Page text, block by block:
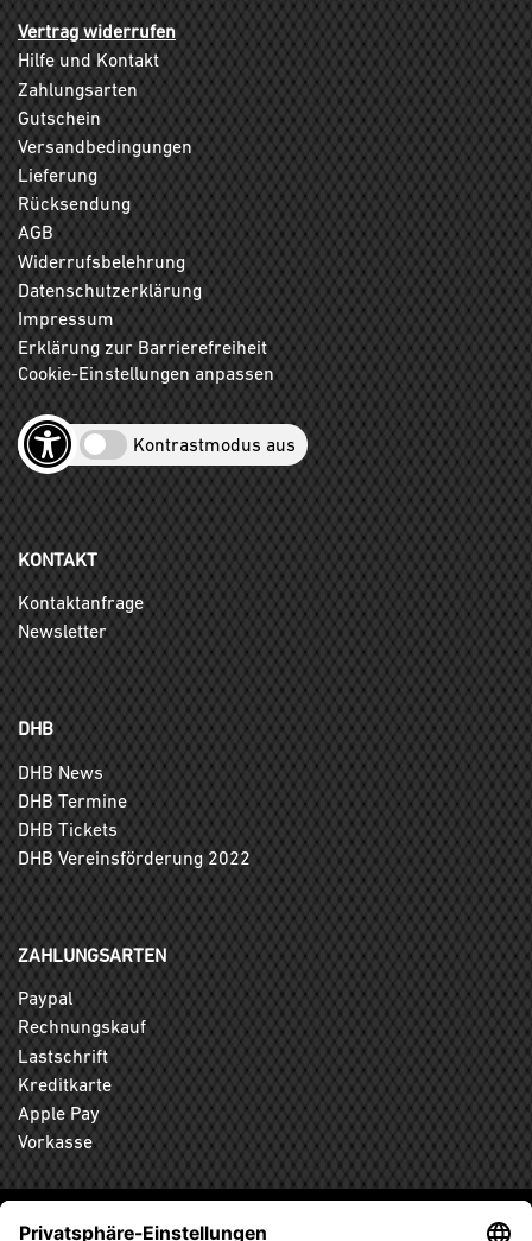
Vertrag widerrufen
Hilfe und Kontakt
Zahlungsarten
Gutschein
Versandbedingungen
Lieferung
Rücksendung
AGB
Widerrufsbelehrung
Datenschutzerklärung
Impressum
Erklärung zur Barrierefreiheit
Cookie-Einstellungen anpassen
Kontrastmodus aus
KONTAKT
Kontaktanfrage
Newsletter
DHB
DHB News
DHB Termine
DHB Tickets
DHB Vereinsförderung 2022
ZAHLUNGSARTEN
Paypal
Rechnungskauf
Lastschrift
Kreditkarte
Apple Pay
Vorkasse
ABONNIEREN SIE DEN KOSTENLOSEN DHB-FANSHOP